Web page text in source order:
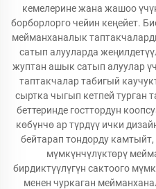
кемелерине жана жашоо
борборлорго чейин кеңейет.
мейманханалык
сатып алууларда
жуптан ашык сатып алуулар
таптакчалар табигый
сыртка чыгып кетпей турган
беттеринде госттордун
көбүнчө ар түрдүү ички
бейтарап тондорду
мүмкүнчүлүктөрү
бирдиктүүлүгүн сактоого
менен чуркаган